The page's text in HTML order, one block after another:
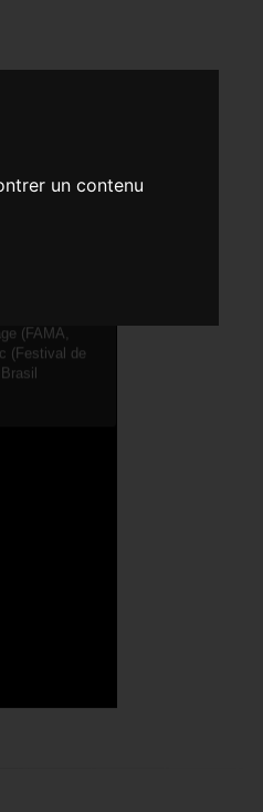
un contenu
(FAMA,
(Festival de